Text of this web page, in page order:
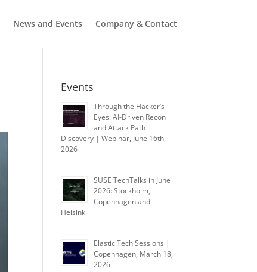
News and Events Company & Contact
Events
Through the Hacker’s
Eyes: AI-Driven Recon
and Attack Path
Discovery | Webinar, June 16th,
2026
SUSE TechTalks in June
2026: Stockholm,
Copenhagen and
Helsinki
Elastic Tech Sessions |
Copenhagen, March 18,
2026